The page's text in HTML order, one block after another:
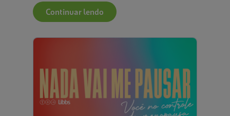
Continuar lendo